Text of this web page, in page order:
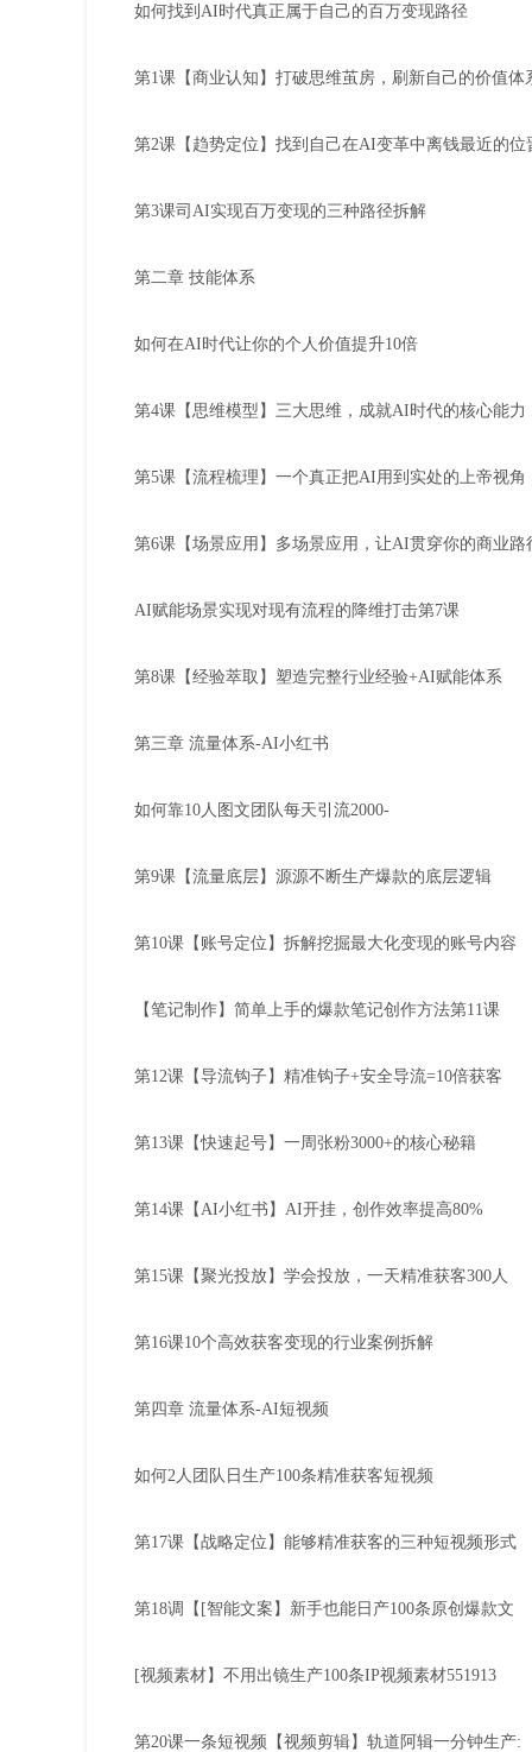
如何找到AI时代真正属于自己的百万变现路径
第1课【商业认知】打破思维茧房，刷新自己的价值体
第2课【趋势定位】找到自己在AI变革中离钱最近的位
第3课司AI实现百万变现的三种路径拆解
第二章 技能体系
如何在AI时代让你的个人价值提升10倍
第4课【思维模型】三大思维，成就AI时代的核心能力
第5课【流程梳理】一个真正把AI用到实处的上帝视角
第6课【场景应用】多场景应用，让AI贯穿你的商业路
AI赋能场景实现对现有流程的降维打击第7课
第8课【经验萃取】塑造完整行业经验+AI赋能体系
第三章 流量体系-AI小红书
如何靠10人图文团队每天引流2000-
第9课【流量底层】源源不断生产爆款的底层逻辑
第10课【账号定位】拆解挖掘最大化变现的账号内容
【笔记制作】简单上手的爆款笔记创作方法第11课
第12课【导流钩子】精准钩子+安全导流=10倍获客
第13课【快速起号】一周张粉3000+的核心秘籍
第14课【AI小红书】AI开挂，创作效率提高80%
第15课【聚光投放】学会投放，一天精准获客300人
第16课10个高效获客变现的行业案例拆解
第四章 流量体系-AI短视频
如何2人团队日生产100条精准获客短视频
第17课【战略定位】能够精准获客的三种短视频形式
第18调【[智能文案】新手也能日产100条原创爆款文
[视频素材】不用出镜生产100条IP视频素材551913
第20课一条短视频【视频剪辑】轨道阿辑一分钟生产: